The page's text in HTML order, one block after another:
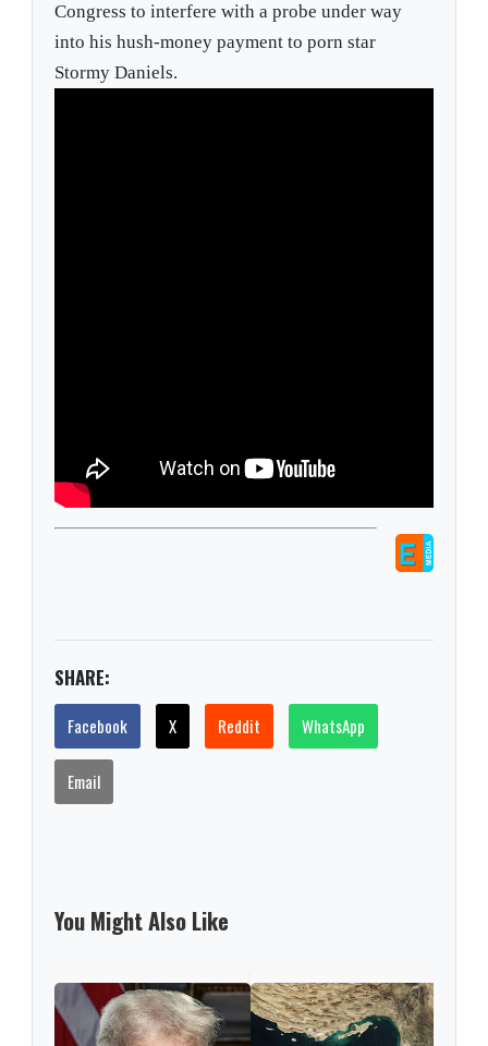
Congress to interfere with a probe under way
into his hush-money payment to porn star
Stormy Daniels.
SHARE:
Facebook X Reddit WhatsApp
Email
You Might Also Like